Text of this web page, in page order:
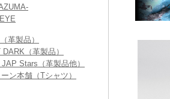
革製品）
（革製品）
Stars（革製品他）
ン本舗（Tシャツ）